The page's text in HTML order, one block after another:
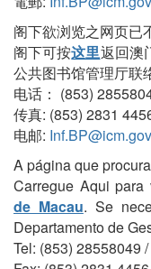
阁下欲浏览之网页已
阁下可按这里返回澳
公共图书馆管理厅联
电话： (853)
传真: (853) 2831
电邮:
A página que
Carregue Aqui
de Macau. Se
Departamento de
Tel: (853) 28558049